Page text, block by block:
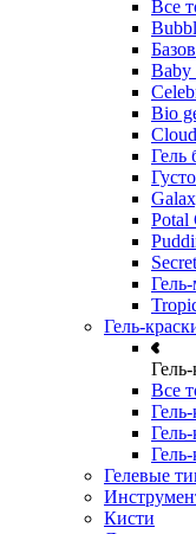
Все
Baby
Bio
Гель
Potal
Гель-
Все
Гелевые
Кисти